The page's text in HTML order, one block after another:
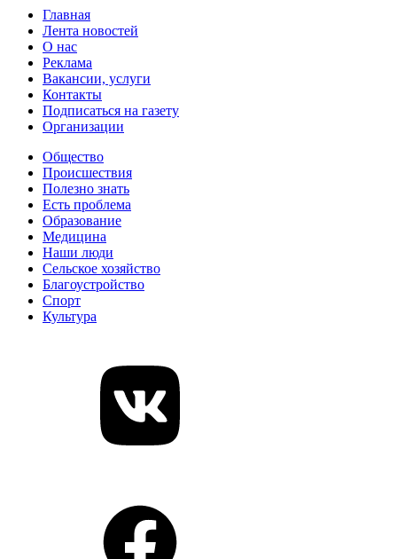
Главная
Лента новостей
О нас
Реклама
Вакансии, услуги
Контакты
Подписаться на газету
Организации
Общество
Происшествия
Полезно знать
Есть проблема
Образование
Медицина
Наши люди
Сельское хозяйство
Благоустройство
Спорт
Культура